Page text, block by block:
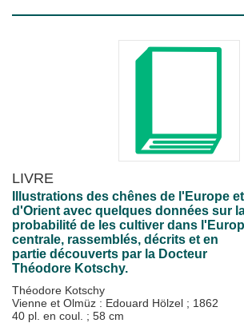
LIVRE
Illustrations des chênes de l'Europe et
d'Orient avec quelques données sur
probabilité de les cultiver dans
centrale, rassemblés, décrits et en
partie découverts par la Docteur
Théodore Kotschy.
Théodore Kotschy
Vienne et Olmüz : Edouard Hölzel ; 1862
40 pl. en coul. ; 58 cm